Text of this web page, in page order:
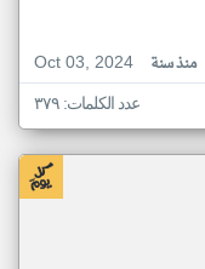
Oct 03, 2024
منذ سنة
عدد الكلمات: ٣٧٩